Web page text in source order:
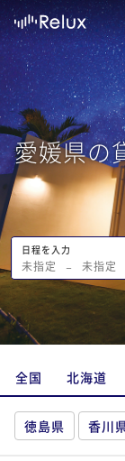
愛媛県の
日程を入力
未指定 − 未指定
全国 北海道
徳島県 香川